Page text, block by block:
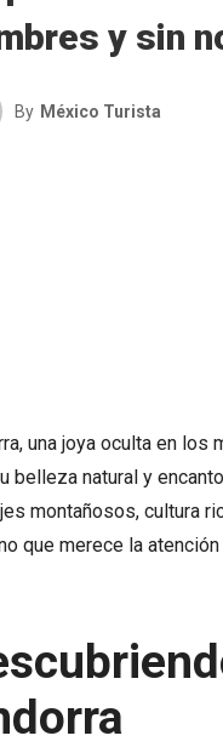
y sin
By México Turista
una joya oculta en
belleza natural y
montañosos, cultura
que merece la